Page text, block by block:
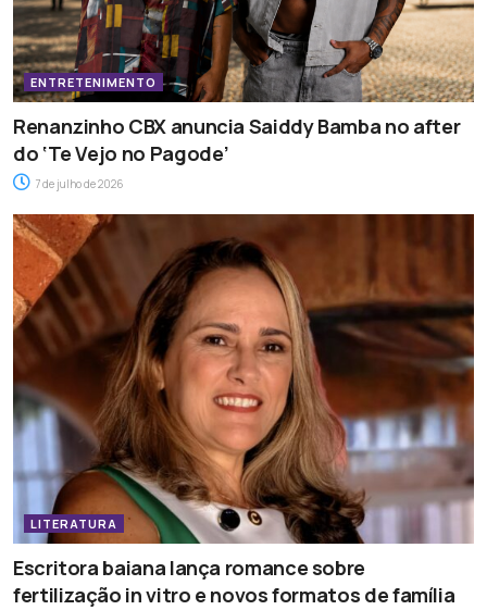
ENTRETENIMENTO
Renanzinho CBX anuncia Saiddy Bamba no after
do ‘Te Vejo no Pagode’
7 de julho de 2026
LITERATURA
Escritora baiana lança romance sobre
fertilização in vitro e novos formatos de família